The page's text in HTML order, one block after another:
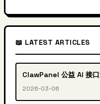
📖 LATEST ARTICLES
ClawPanel 公益 AI 接
2026-03-06